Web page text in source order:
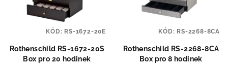
Rothenschild RS-1672-20S
Box pro 20 hodinek
KÓD: RS-1672-20E
Rothenschild RS-2268-8CA
Box pro 8 hodinek
KÓD: RS-2268-8CA